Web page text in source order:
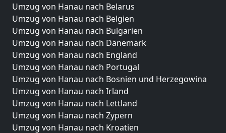
Umzug von Hanau nach Belarus
Umzug von Hanau nach Belgien
Umzug von Hanau nach Bulgarien
Umzug von Hanau nach Dänemark
Umzug von Hanau nach England
Umzug von Hanau nach Portugal
Umzug von Hanau nach Bosnien und Herzegowina
Umzug von Hanau nach Irland
Umzug von Hanau nach Lettland
Umzug von Hanau nach Zypern
Umzug von Hanau nach Kroatien